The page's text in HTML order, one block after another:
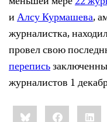
иАлсу Курмашева,
журналистка,
провел свою
перепись
журналистов 1
Share
this:BlueskyFacebook